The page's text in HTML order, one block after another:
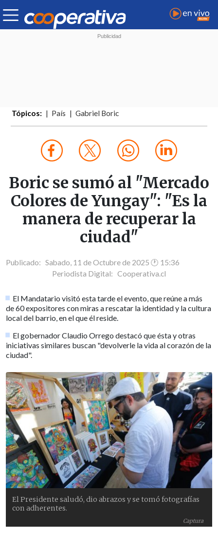
Tópicos: País Gabriel Boric
Boric se sumó al "Mercado
Colores de Yungay": "Es la
manera de recuperar la
ciudad"
Publicado: Sabado, 11 de Octubre de 2025 🕐 15:36
Periodista Digital: Cooperativa.cl
El Mandatario visitó esta tarde el evento, que reúne a más
de 60 expositores con miras a rescatar la identidad y la cultura
local del barrio, en el que él reside.
El gobernador Claudio Orrego destacó que ésta y otras
iniciativas similares buscan "devolverle la vida al corazón de la
ciudad".
Captura
El Presidente saludó, dio abrazos y se tomó fotografías
con adherentes.